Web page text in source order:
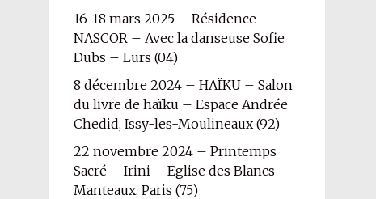
16-18 mars 2025 – Résidence
NASCOR – Avec la danseuse Sofie
Dubs – Lurs (04)
8 décembre 2024 – HAÏKU – Salon
du livre de haïku – Espace Andrée
Chedid, Issy-les-Moulineaux (92)
22 novembre 2024 – Printemps
Sacré – Irini – Eglise des Blancs-
Manteaux, Paris (75)